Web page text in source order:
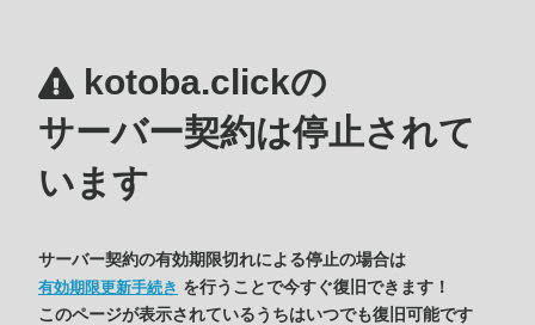
kotoba.clickの
サーバー契約は停止されて
います
サーバー契約の有効期限切れによる停止の場合は
有効期限更新手続き を行うことで今すぐ復旧できます！
このページが表示されているうちはいつでも復旧可能です